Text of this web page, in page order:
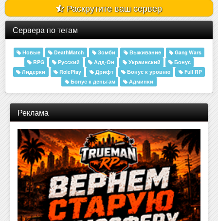
Раскрутите ваш сервер
Сервера по тегам
Новые DeathMatch Зомби Выживание
Gang Wars
RPG
Русский Адд-Он Украинский
Бонус
Лидерки
RolePlay Дрифт Бонус к уровню
Full RP
Бонус к деньгам
Админки
Реклама